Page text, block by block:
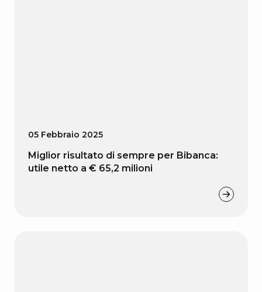
05 Febbraio 2025
Miglior risultato di sempre per Bibanca:
utile netto a € 65,2 milioni